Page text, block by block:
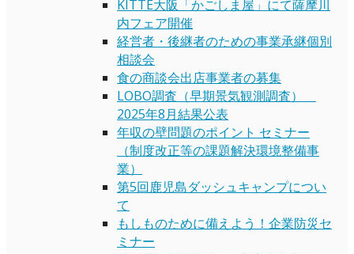
KITTE大阪「かごしま屋」にて薩摩川
内フェア開催
経営者・後継者のための事業承継個別
相談会
食の商談会出店事業者の募集
LOBO調査（早期景気観測調査）
2025年8月結果公表
年収の壁問題のポイント セミナー
（制度改正等の課題解決環境整備事
業）
第5回鹿児島ダッシュキャンプについ
て
もしものために備えよう！企業防災セ
ミナー